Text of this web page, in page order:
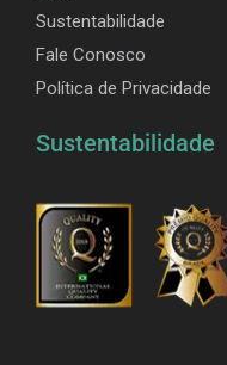
Sustentabilidade
Fale Conosco
Política de Privacidade
Sustentabilidade